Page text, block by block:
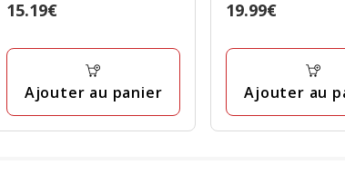
Prix
15.19€
Ajouter au panier
Prix
19.99€
Ajouter au